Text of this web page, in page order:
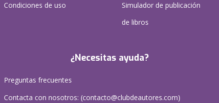
Condiciones de uso
Simulador de publicación
de libros
¿Necesitas ayuda?
Preguntas frecuentes
Contacta con nosotros: (contacto@clubdeautores.com)